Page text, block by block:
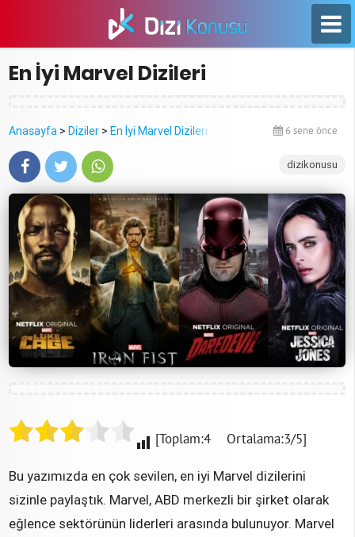
En İyi Marvel Dizileri
Anasayfa >Diziler >En İyi Marvel Dizileri 6 sene önce
dizikonusu
[Toplam:4 Ortalama:3/5]
Bu yazımızda en çok sevilen, en iyi Marvel dizilerini
sizinle paylaştık. Marvel, ABD merkezli bir şirket olarak
eğlence sektörünün liderleri arasında bulunuyor. Marvel